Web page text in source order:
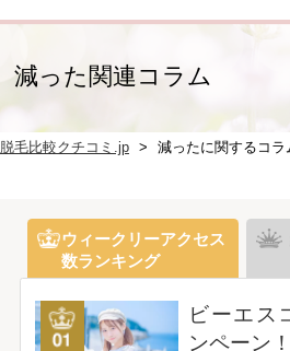
減った関連コラム
脱毛比較クチコミ.jp 減ったに関するコラ
ウィークリーアクセス
数ランキング
ビーエス
ンペーン！